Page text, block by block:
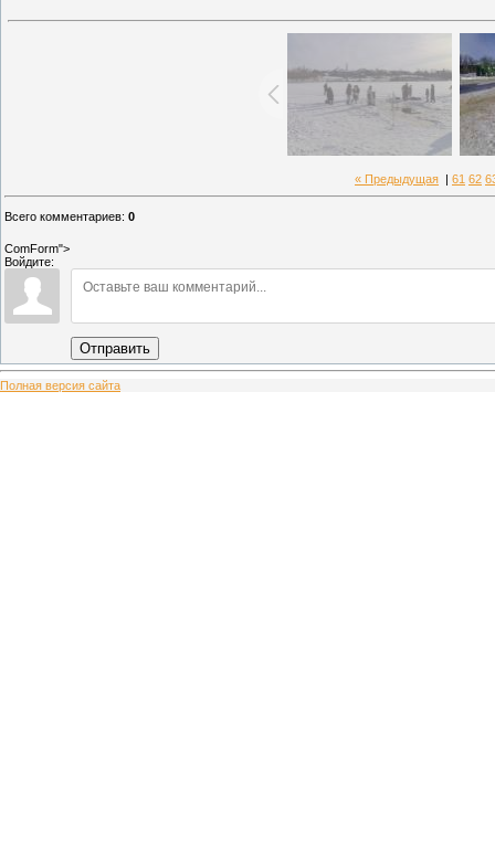
« Предыдущая 61 62
Всего комментариев: 0
ComForm">
Войдите:
Отправить
Полная версия сайта